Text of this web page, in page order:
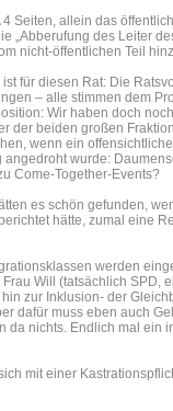
Seiten, allein das
„Abberufung des Leiter
nicht-öffentlichen Teil
für diesen Rat: Die
– alle stimmen dem
Wir haben doch noch
der beiden großen
wenn ein
wurde:
Come-Together-Events?
es schön gefunden,
hätte, zumal eine
werden
Will (tatsächlich SPD,
zur Inklusion- der
dafür muss eben auch
da nichts. Endlich mal ein
mit einer